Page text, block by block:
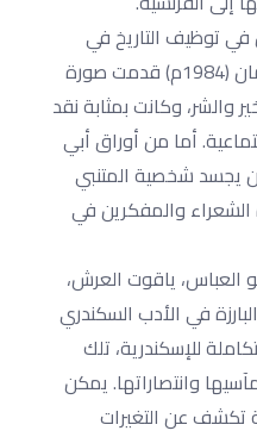
في توظيف التاريخ في
أعماله الروائية. روايته إمام آخر الزمان (1984م) قدمت صورة
والشر، وكانت بمثابة نقد
أما من أوراق أبي
يجسد شخصية المتنبي
والمفكرين في
العباس، ياقوت العرش،
في الأدب السكندري
للإسكندرية، تلك
وانتصاراتها. يمكن
تكشف عن التغيرات